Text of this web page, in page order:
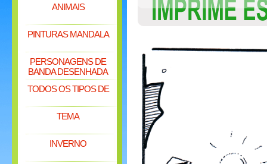
ANIMAIS
PINTURAS MANDALA
PERSONAGENS DE
BANDA DESENHADA
TODOS OS TIPOS DE
TEMA
INVERNO